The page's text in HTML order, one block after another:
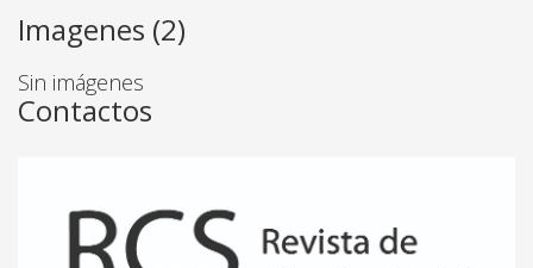
Herberth Ulloa Hidalgo
ENTRE REDES Y SENDEROS: CAMBIO CULTURAL
EXORCISANDO AL FANTASMA DE LA CULTURA
Imagenes (2)
Sin imágenes
Contactos